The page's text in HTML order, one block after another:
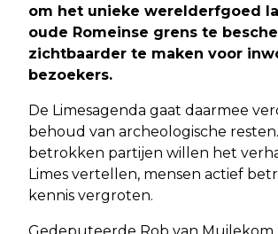
om het unieke werelderfgoed
oude Romeinse grens te
zichtbaarder te maken voor
bezoekers.
De Limesagenda gaat daarmee
behoud van archeologische
betrokken partijen willen het
Limes vertellen, mensen actief
kennis vergroten.